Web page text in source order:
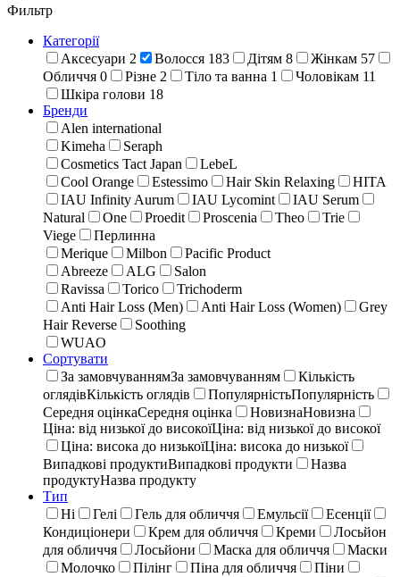
Фильтр
Категорії
Аксесуари 2 Волосся 183 Дітям 8 Жінкам 57
Обличчя 0 Різне 2 Тіло та ванна 1 Чоловікам 11
Шкіра голови 18
Бренди
Alen international
Kimeha
Seraph
Cosmetics Tact Japan
LebeL
Cool Orange
Estessimo Hair Skin Relaxing
HITA
IAU Infinity Aurum
IAU Lycomint
IAU Serum
Natural
One Proedit Proscenia Theo
Trie
Viege
Перлинна
Merique
Milbon
Pacific Product
Abreeze
ALG
Salon
Ravissa
Torico
Trichoderm
Anti Hair Loss (Men)
Anti Hair Loss (Women)
Grey
Hair Reverse
Soothing
WUAO
Сортувати
За замовчуваннямЗа замовчуванням
Кількість
оглядівКількість оглядів ПопулярністьПопулярність
Середня оцінкаСередня оцінка НовизнаНовизна
Ціна: від низької до високоїЦіна: від низької до високої
Ціна: висока до низькоїЦіна: висока до низької
Випадкові продуктиВипадкові продукти
Назва
продуктуНазва продукту
Тип
Ні
Гелі Гель для обличчя Емульсії
Есенції
Кондиціонери
Крем для обличчя Креми
Лосьйон
для обличчя
Лосьйони Маска для обличчя
Маски
Молочко
Пілінг Піна для обличчя
Піни